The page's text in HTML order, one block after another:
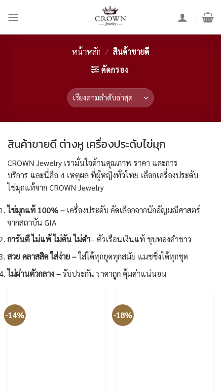
หน้าหลัก / สินค้าขายดี
คัดกรอง
สินค้าขายดี ต่างหู เครื่องประดับไข่มุก
CROWN Jewelry เรามั่นใจด้านคุณภาพ ราคา และการ
บริการ และนี่คือ 4 เหตุผล ที่ผู้หญิงทั่วไทย เลือกเครื่องประดับ
ไข่มุกแท้จาก CROWN Jewelry
ไข่มุกแท้ 100% – เครื่องประดับ คัดเลือกจากนักอัญมณีศาสตร์
จากสถาบัน GIA
การันตี ไม่แพ้ ไม่คัน ไม่ดำ– ตัวเรือนเงินแท้ ชุบทองคำขาว
สวย คลาสสิค ใส่ง่าย –ใส่ได้ทุกยุคทุกสมัย แมชชิ่งได้ทุกชุด
ไม่ผ่านตัวกลาง –รับประกัน ราคาถูก คุ้มค่าแน่นอน
-14% -18%